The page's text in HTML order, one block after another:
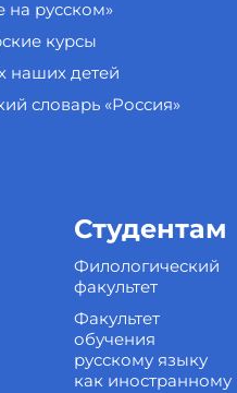
на русском»
курсы
наших детей
словарь «Россия»
Студентам
Филологический
факультет
Факультет
обучения
русскому языку
как иностранному